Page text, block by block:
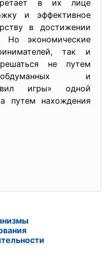
в их лице
и эффективное
в достижении
Но экономические
так и
не путем
и
игры» одной
путем нахождения